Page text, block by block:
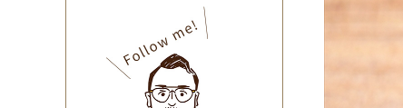
(32)
2025年9月(30)
2025年8月(31)
2025年7月(37)